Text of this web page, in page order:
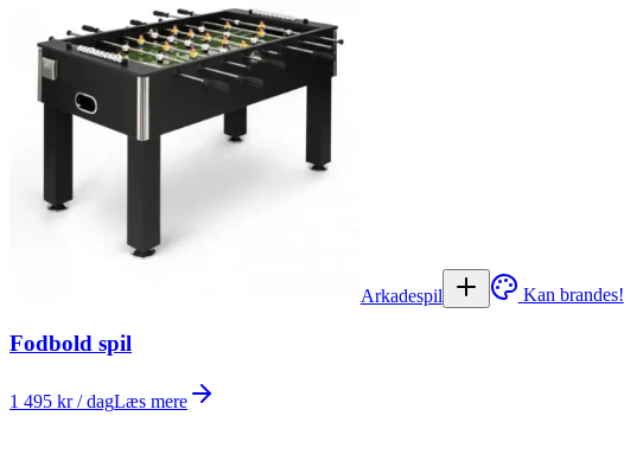
Arkadespil Kan brandes!
Fodbold spil
1 495 kr / dagLæs mere